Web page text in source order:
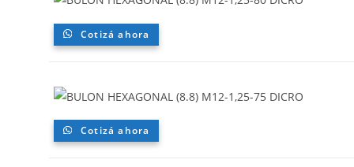
Cotizá ahora
Cotizá ahora